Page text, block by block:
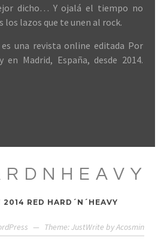
dicho… Y ojalá el tiempo no
lazos que te unen al rock.
es una revista online editada Por
en Madrid, España, desde 2014.
2014 RED HARD´N´HEAVY
— Theme: JustWrite byAcosmin